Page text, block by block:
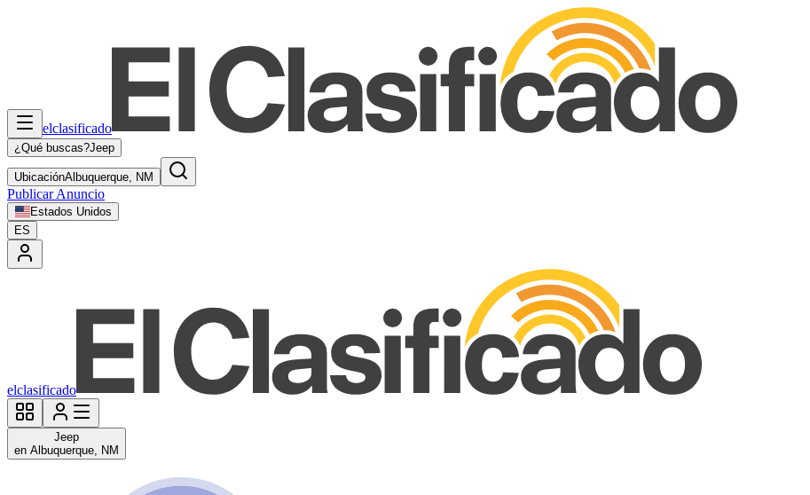
elclasificado
¿Qué buscas?Jeep
UbicaciónAlbuquerque, NM
Publicar Anuncio
Estados Unidos
ES
elclasificado
Jeep
en Albuquerque, NM